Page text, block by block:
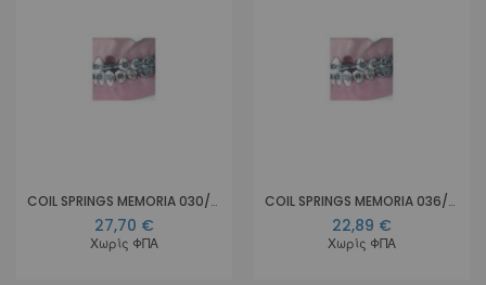
COIL SPRINGS MEMORIA 030/012 OP. Medium
27,70 €
Χωρίς ΦΠΑ
COIL SPRINGS MEMORIA 036/009 OP. Sup. Light
22,89 €
Χωρίς ΦΠΑ